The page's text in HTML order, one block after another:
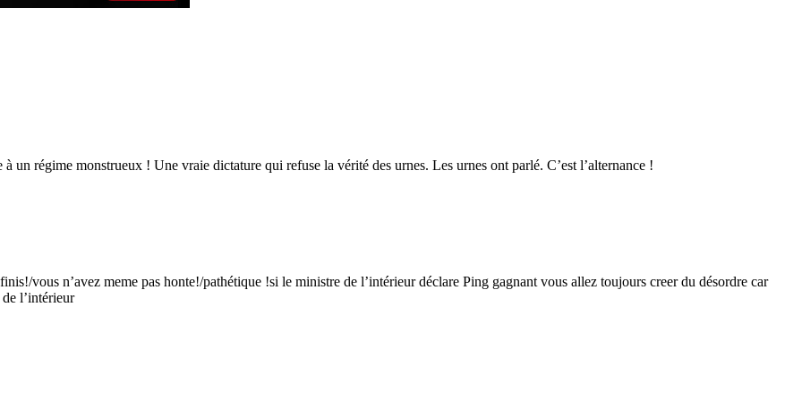
un régime monstrueux ! Une vraie dictature qui refuse la vérité des urnes. Les urnes ont parlé. C’est l’alternance !
vous n’avez meme pas honte!/pathétique !si le ministre de l’intérieur déclare Ping gagnant vous allez toujours creer du désordre car
l’intérieur